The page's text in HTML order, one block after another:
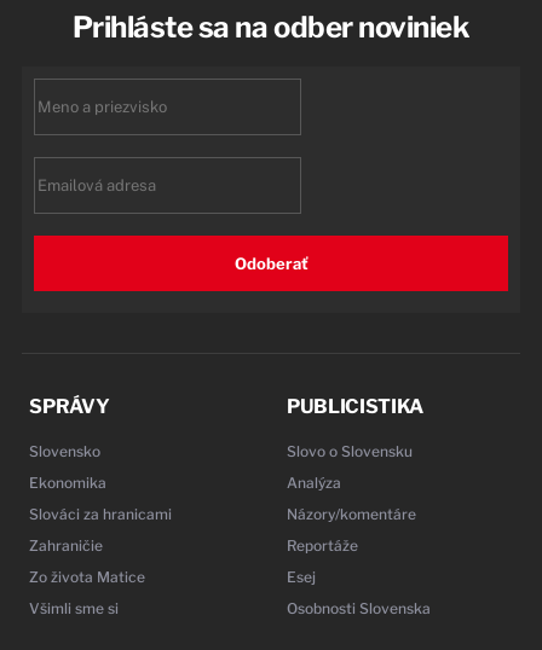
Prihláste sa na odber noviniek
Odoberať
SPRÁVY
Slovensko
Ekonomika
Slováci za hranicami
Zahraničie
Zo života Matice
Všimli sme si
PUBLICISTIKA
Slovo o Slovensku
Analýza
Názory/komentáre
Reportáže
Esej
Osobnosti Slovenska